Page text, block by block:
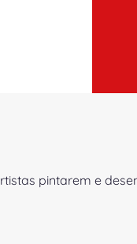
pintarem e